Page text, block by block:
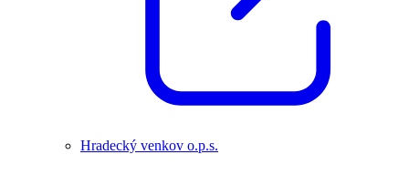
Hradecký venkov o.p.s.